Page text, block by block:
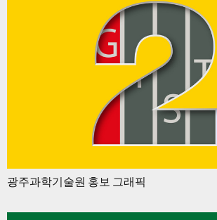
광주과학기술원 홍보 그래픽